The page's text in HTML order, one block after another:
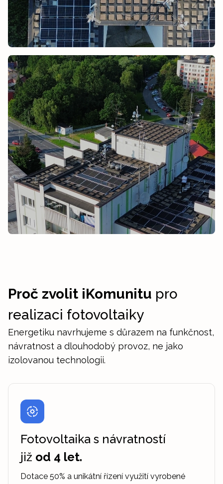
Proč zvolit iKomunitu pro
realizaci fotovoltaiky
Energetiku navrhujeme s důrazem na funkčnost,
návratnost a dlouhodobý provoz, ne jako
izolovanou technologii.
Fotovoltaika s návratností
již od 4 let.
Dotace 50% a unikátní řízení využití vyrobené